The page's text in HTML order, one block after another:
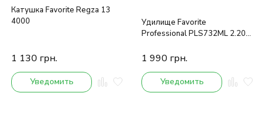
Катушка Favorite Regza 13
4000
1 130 грн.
Уведомить
Удилище Favorite
Professional PLS732ML 2.20m
1 990 грн.
Уведомить